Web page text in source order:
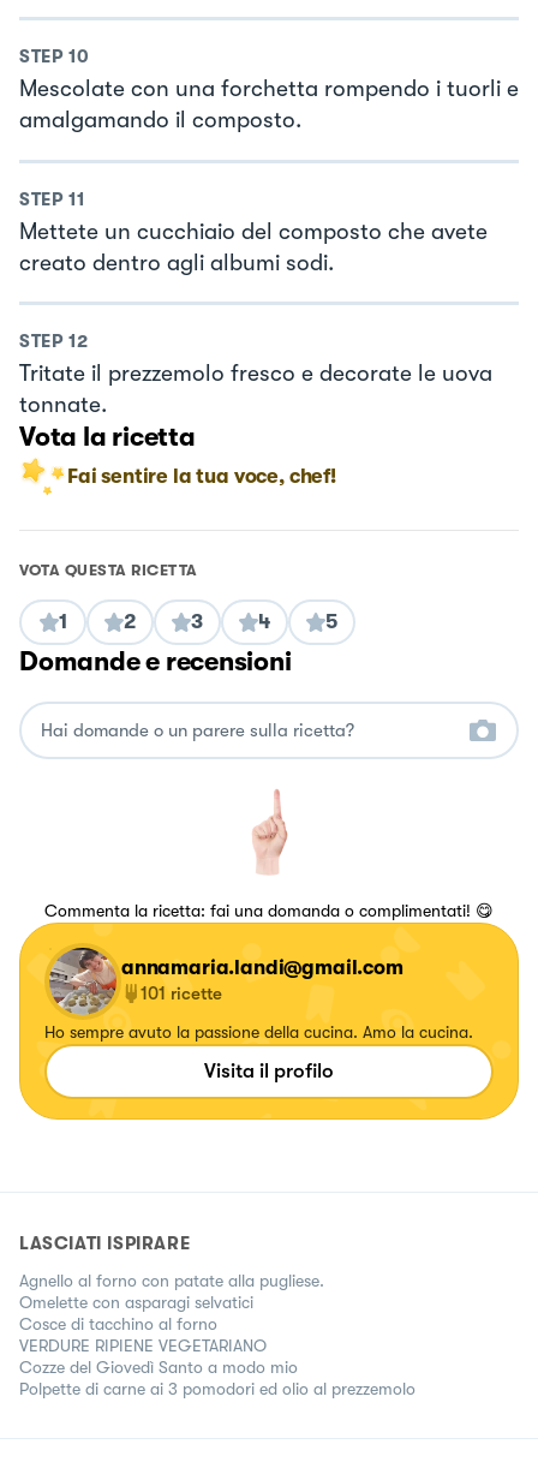
STEP 10
Mescolate con una forchetta rompendo i tuorli e
amalgamando il composto.
STEP 11
Mettete un cucchiaio del composto che avete
creato dentro agli albumi sodi.
STEP 12
Tritate il prezzemolo fresco e decorate le uova
tonnate.
Vota la ricetta
Fai sentire la tua voce, chef!
VOTA QUESTA RICETTA
1 2 3 4 5
Domande e recensioni
Commenta la ricetta: fai una domanda o complimentati! 😋
annamaria.landi@gmail.com
101 ricette
Ho sempre avuto la passione della cucina. Amo la cucina.
Visita il profilo
LASCIATI ISPIRARE
Agnello al forno con patate alla pugliese.
Omelette con asparagi selvatici
Cosce di tacchino al forno
VERDURE RIPIENE VEGETARIANO
Cozze del Giovedì Santo a modo mio
Polpette di carne ai 3 pomodori ed olio al prezzemolo